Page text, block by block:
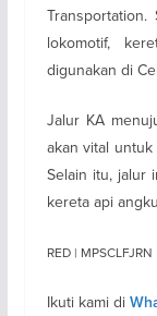
lokomotif,
digunakan di
Jalur KA
akan vital
Selain itu, jalur
kereta api
RED | MPSCLFJRN
Ikuti kami di